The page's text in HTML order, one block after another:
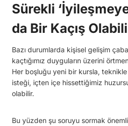
Sürekli
da Bir Kaçış
Bazı durumlarda kişisel gelişim
kaçtığımız duyguların üzerini
Her boşluğu yeni bir kursla,
isteği, içten içe hissettiğimiz
olabilir.
Bu yüzden şu soruyu sormak